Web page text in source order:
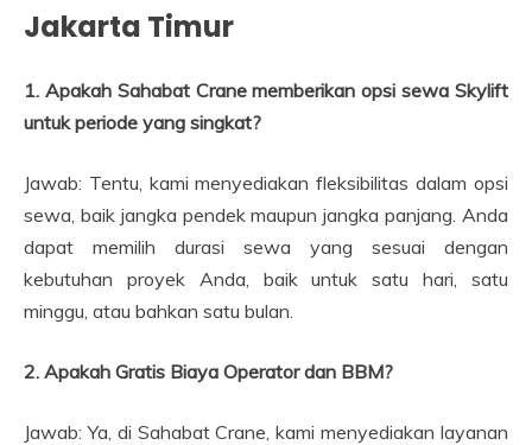
Jakarta Timur
1. Apakah Sahabat Crane memberikan opsi sewa Skylift
untuk periode yang singkat?
Jawab: Tentu, kami menyediakan fleksibilitas dalam opsi
sewa, baik jangka pendek maupun jangka panjang. Anda
dapat memilih durasi sewa yang sesuai dengan
kebutuhan proyek Anda, baik untuk satu hari, satu
minggu, atau bahkan satu bulan.
2. Apakah Gratis Biaya Operator dan BBM?
Jawab: Ya, di Sahabat Crane, kami menyediakan layanan